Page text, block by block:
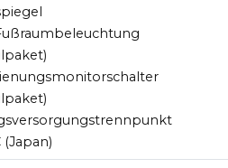
(Japan)